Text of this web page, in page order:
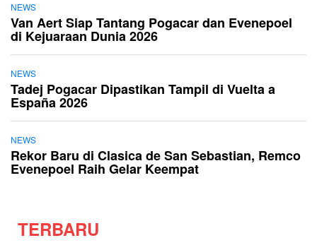
NEWS
Van Aert Siap Tantang Pogacar dan Evenepoel
di Kejuaraan Dunia 2026
NEWS
Tadej Pogacar Dipastikan Tampil di Vuelta a
España 2026
NEWS
Rekor Baru di Clasica de San Sebastian, Remco
Evenepoel Raih Gelar Keempat
TERBARU